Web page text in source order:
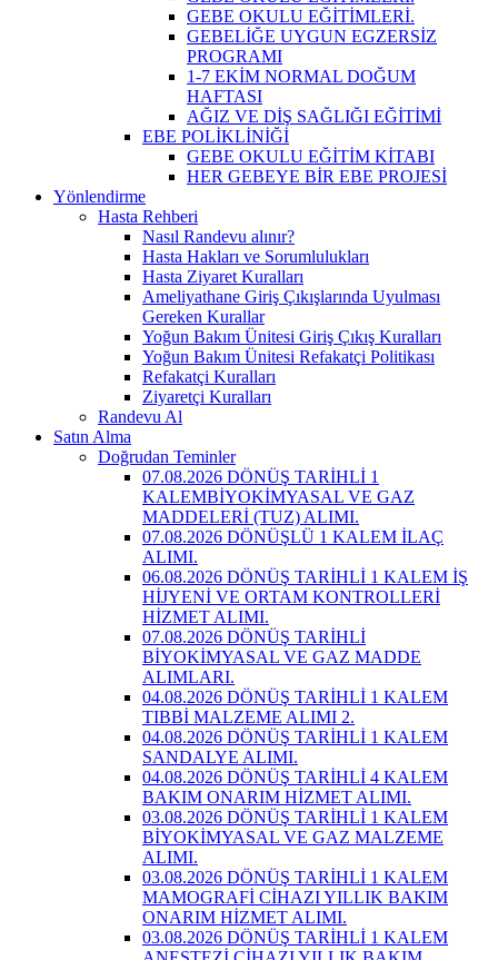
GEBE OKULU EĞİTİMLERİ.
GEBELİĞE UYGUN EGZERSİZ
PROGRAMI
1-7 EKİM NORMAL DOĞUM
HAFTASI
AĞIZ VE DİŞ SAĞLIĞI EĞİTİMİ
EBE POLİKLİNİĞİ
GEBE OKULU EĞİTİM KİTABI
HER GEBEYE BİR EBE PROJESİ
Yönlendirme
Hasta Rehberi
Nasıl Randevu alınır?
Hasta Hakları ve Sorumlulukları
Hasta Ziyaret Kuralları
Ameliyathane Giriş Çıkışlarında Uyulması
Gereken Kurallar
Yoğun Bakım Ünitesi Giriş Çıkış Kuralları
Yoğun Bakım Ünitesi Refakatçi Politikası
Refakatçi Kuralları
Ziyaretçi Kuralları
Randevu Al
Satın Alma
Doğrudan Teminler
07.08.2026 DÖNÜŞ TARİHLİ 1
KALEMBİYOKİMYASAL VE GAZ
MADDELERİ (TUZ) ALIMI.
07.08.2026 DÖNÜŞLÜ 1 KALEM İLAÇ
ALIMI.
06.08.2026 DÖNÜŞ TARİHLİ 1 KALEM İŞ
HİJYENİ VE ORTAM KONTROLLERİ
HİZMET ALIMI.
07.08.2026 DÖNÜŞ TARİHLİ
BİYOKİMYASAL VE GAZ MADDE
ALIMLARI.
04.08.2026 DÖNÜŞ TARİHLİ 1 KALEM
TIBBİ MALZEME ALIMI 2.
04.08.2026 DÖNÜŞ TARİHLİ 1 KALEM
SANDALYE ALIMI.
04.08.2026 DÖNÜŞ TARİHLİ 4 KALEM
BAKIM ONARIM HİZMET ALIMI.
03.08.2026 DÖNÜŞ TARİHLİ 1 KALEM
BİYOKİMYASAL VE GAZ MALZEME
ALIMI.
03.08.2026 DÖNÜŞ TARİHLİ 1 KALEM
MAMOGRAFİ CİHAZI YILLIK BAKIM
ONARIM HİZMET ALIMI.
03.08.2026 DÖNÜŞ TARİHLİ 1 KALEM